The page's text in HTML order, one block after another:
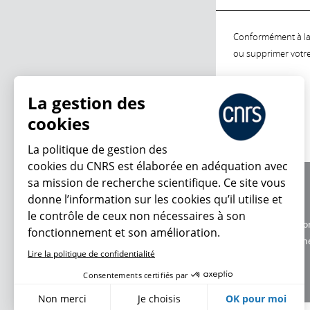
Conformément à
ou supprimer
Charte
Données
La gestion des
cookies
La politique de gestion des
cookies du CNRS est élaborée en adéquation avec
sa mission de recherche scientifique. Ce site vous
donne l’information sur les cookies qu’il utilise et
le contrôle de ceux non nécessaires à son
fonctionnement et son amélioration.
Lire la politique de confidentialité
Consentements certifiés par
Non merci Je choisis OK pour moi